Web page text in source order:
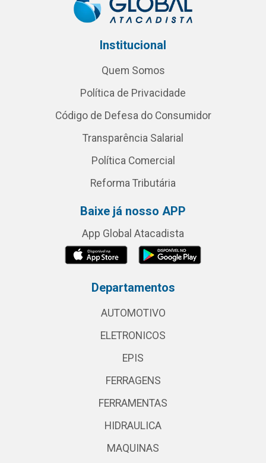
Institucional
Quem Somos
Política de Privacidade
Código de Defesa do Consumidor
Transparência Salarial
Política Comercial
Reforma Tributária
Baixe já nosso APP
App Global Atacadista
Departamentos
AUTOMOTIVO
ELETRONICOS
EPIS
FERRAGENS
FERRAMENTAS
HIDRAULICA
MAQUINAS